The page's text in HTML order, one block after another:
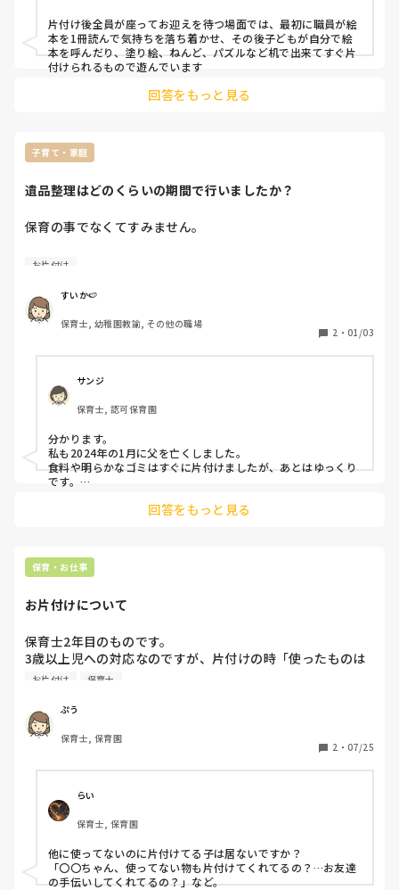
片付け後全員が座ってお迎えを待つ場面では、最初に職員が絵
本を1冊読んで気持ちを落ち着かせ、その後子どもが自分で絵
本を呼んだり、塗り絵、ねんど、パズルなど机で出来てすぐ片
付けられるもので遊んでいます
回答をもっと見る
子育て・家庭
遺品整理はどのくらいの期間で行いましたか？
保育の事でなくてすみません。
遺品整理はどのくらいの期間でしましたか？
実家は土地も家も他の家族の持ち家なのですぐに立ち退かな
ければいけないわけではありません。
しかし、3連休などで帰っても中日の2日目でちょっと片付け
るの繰り返しで全く進みません。他の家族とも相談しながら
進めたい事もあり、次の春で1年になるのに母が最期に病院
に入院する前の状態で残っています。様々な家族に関するメ
モや母がいたなあという形跡を見ると涙が止まらなくなりま
すます進みません。他の家族も腐るものじゃないし、精神的
てくれています。私も一年で長期間で帰省できるのは年末年
始やGWくらいなので、なかなかまとまった時間がとれませ
ん。
とりあえず今回の帰省でここのスペースだけと決めたほんの
まだまだ亡くした傷も癒えてません。
会いたいなあと…整理しながら涙が止まりませんでした。
皆さんはどうでしたか？
お片付け
すいか🍉
保育士, 幼稚園教諭, その他の職場
2 ・ 01/03
サンジ
保育士, 認可保育園
分かります。
私も2024年の1月に父を亡くしました。
食料や明らかなゴミはすぐに片付けましたが、あとはゆっくり
です。
案外悲しみだけでなく、残った家族といくらで売れたよと話し
て面白い記憶に塗り替えることもあります。
時々会いにきてくれてる気もします。
父の親の物もたくさんあるので、多分父も処分できなかったん
じゃないかなと推測します。
みんな遺品整理は難しいですよね
すいかさんも心が元気になることを祈ってます
回答をもっと見る
保育・お仕事
お片付けについて
保育士2年目のものです。
3歳以上児への対応なのですが、片付けの時「使ったものは
片付けたが、これは使っていないから片付けない」と言われ
お片付けの際のルールや言葉がけなど、何がいい案はありま
せんか？
お片付け 保育士
ぷう
保育士, 保育園
2 ・ 07/25
らい
保育士, 保育園
他に使ってないのに片付けてる子は居ないですか？
「〇〇ちゃん、使ってない物も片付けてくれてるの？…お友達
の手伝いしてくれてるの？」など。